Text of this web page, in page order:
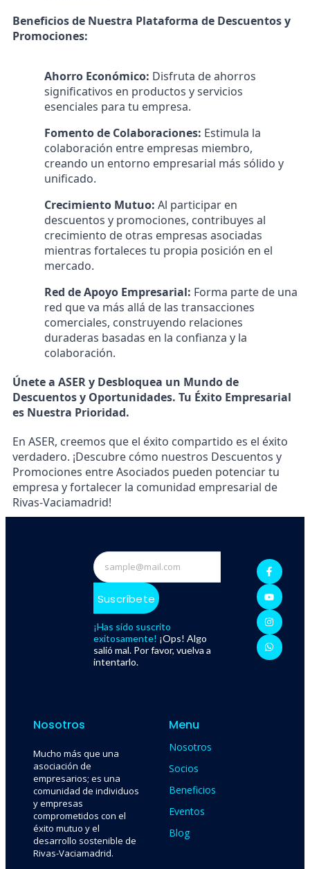
Beneficios de Nuestra Plataforma de Descuentos y
Promociones:
Ahorro Económico: Disfruta de ahorros
significativos en productos y servicios
esenciales para tu empresa.
Fomento de Colaboraciones: Estimula la
colaboración entre empresas miembro,
creando un entorno empresarial más sólido y
unificado.
Crecimiento Mutuo: Al participar en
descuentos y promociones, contribuyes al
crecimiento de otras empresas asociadas
mientras fortaleces tu propia posición en el
mercado.
Red de Apoyo Empresarial: Forma parte de una
red que va más allá de las transacciones
comerciales, construyendo relaciones
duraderas basadas en la confianza y la
colaboración.
Únete a ASER y Desbloquea un Mundo de
Descuentos y Oportunidades. Tu Éxito Empresarial
es Nuestra Prioridad.
En ASER, creemos que el éxito compartido es el éxito
verdadero. ¡Descubre cómo nuestros Descuentos y
Promociones entre Asociados pueden potenciar tu
empresa y fortalecer la comunidad empresarial de
Rivas-Vaciamadrid!
Suscríbete
¡Has sido suscrito
exitosamente! ¡Ops! Algo
salió mal. Por favor, vuelva a
intentarlo.
Nosotros
Mucho más que una
asociación de
empresarios; es una
comunidad de individuos
y empresas
comprometidos con el
éxito mutuo y el
desarrollo sostenible de
Rivas-Vaciamadrid.
Menu
Nosotros
Socios
Beneficios
Eventos
Blog